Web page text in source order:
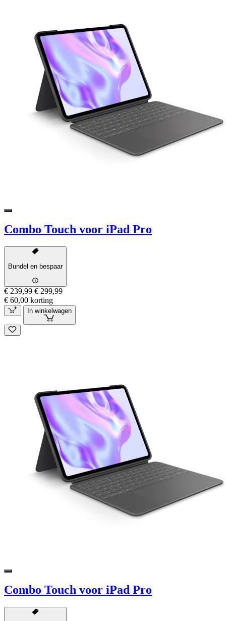
Combo Touch voor iPad Pro
Bundel en bespaar
€ 239,99 € 299,99
€ 60,00 korting
In winkelwagen
Combo Touch voor iPad Pro